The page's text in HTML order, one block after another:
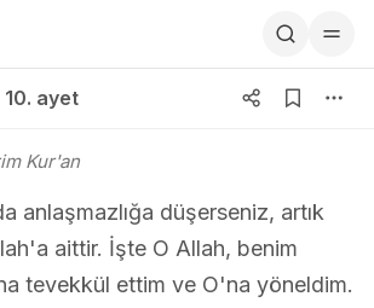
10. ayet
Kur'an
anlaşmazlığa düşerseniz, artık
aittir. İşte O Allah, benim
tevekkül ettim ve O'na yöneldim.